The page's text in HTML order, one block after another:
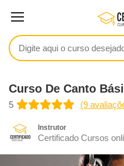
Curso De Canto
5 (9
Instrutor
Certificado Cursos